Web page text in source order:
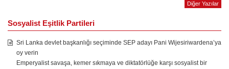
Diğer Yazılar
Sosyalist Eşitlik Partileri
Sri Lanka devlet başkanlığı seçiminde SEP adayı Pani Wijesiriwardena’ya
oy verin
Emperyalist savaşa, kemer sıkmaya ve diktatörlüğe karşı sosyalist bir